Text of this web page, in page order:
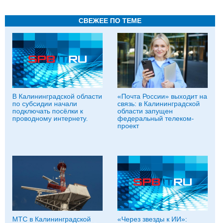
СВЕЖЕЕ ПО ТЕМЕ
В Калининградской области
по субсидии начали
подключать посёлки к
проводному интернету.
«Почта России» выходит на
связь: в Калининградской
области запущен
федеральный телеком-
проект
МТС в Калининградской
«Через звезды к ИИ»: